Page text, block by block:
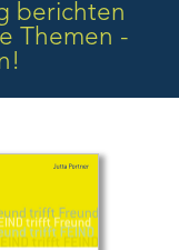
berichten
Themen -